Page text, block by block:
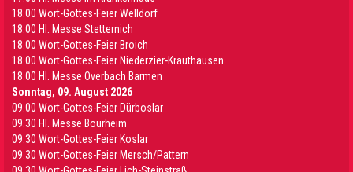
18.00 Wort-Gottes-Feier Welldorf
18.00 Hl. Messe Stetternich
18.00 Wort-Gottes-Feier Broich
18.00 Wort-Gottes-Feier Niederzier-Krauthausen
18.00 Hl. Messe Overbach Barmen
Sonntag, 09. August 2026
09.00 Wort-Gottes-Feier Dürboslar
09.30 HI. Messe Bourheim
09.30 Wort-Gottes-Feier Koslar
09.30 Wort-Gottes-Feier Mersch/Pattern